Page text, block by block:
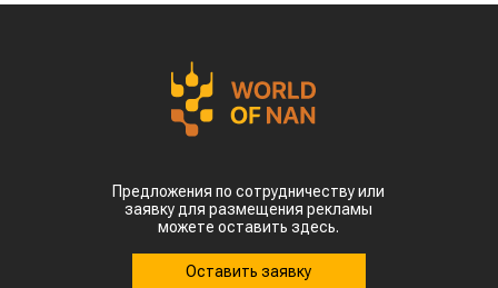
Предложения по сотрудничеству или
заявку для размещения рекламы
можете оставить здесь.
Оставить заявку